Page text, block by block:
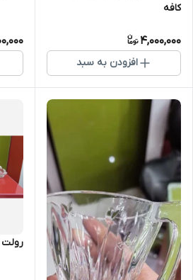
کافه
4,000,000
افزودن به سبد
رولت